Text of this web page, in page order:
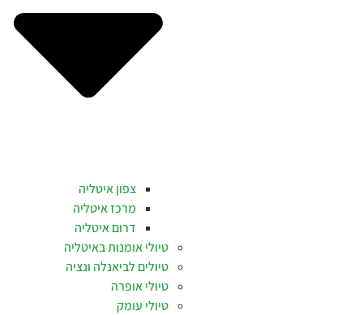
צפון איטליה
מרכז איטליה
דרום איטליה
טיולי אומנות באיטליה
טיולים לביאנלה ונציה
טיולי אופרה
טיולי עומק